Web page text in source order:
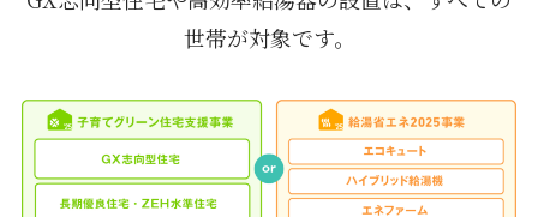
世帯が対象です。